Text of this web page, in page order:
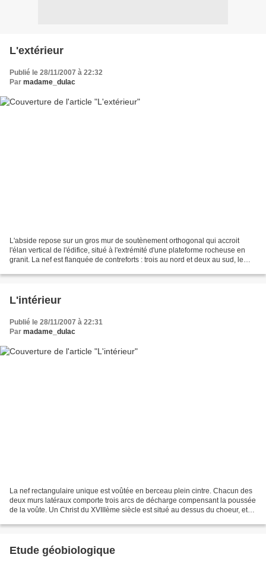
L'extérieur
Publié le 28/11/2007 à 22:32
Par madame_dulac
L'abside repose sur un gros mur de soutènement orthogonal qui accroit
l'élan vertical de l'édifice, situé à l'extrémité d'une plateforme rocheuse en
granit. La nef est flanquée de contreforts : trois au nord et deux au sud, le
L'intérieur
Publié le 28/11/2007 à 22:31
Par madame_dulac
La nef rectangulaire unique est voûtée en berceau plein cintre. Chacun des
deux murs latéraux comporte trois arcs de décharge compensant la poussée
de la voûte. Un Christ du XVIIIème siècle est situé au dessus du choeur, et
Etude géobiologique